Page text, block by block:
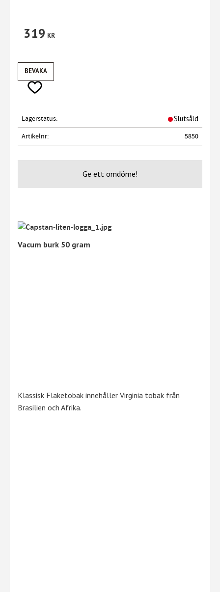
319 KR
Lägg till i favoriter
BEVAKA
Lagerstatus
Slutsåld
Artikelnr
5850
Ge ett omdöme!
Vacum burk 50 gram
Klassisk Flaketobak innehåller Virginia tobak från
Brasilien och Afrika.